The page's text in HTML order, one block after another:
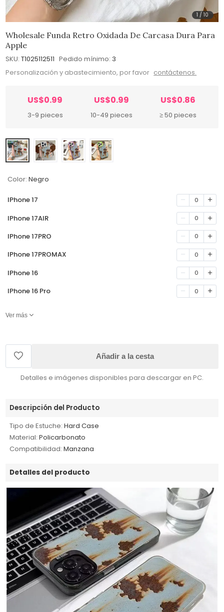
1 /10
Wholesale Funda Retro Oxidada De Carcasa Dura Para
Apple
SKU: T1025112511 Pedido mínimo: 3
Personalización y abastecimiento, por favor contáctenos.
US$0.99
3-9 pieces
US$0.99
10-49 pieces
US$0.86
≥ 50 pieces
Color: Negro
IPhone 17 0
IPhone 17AIR 0
IPhone 17PRO 0
IPhone 17PROMAX 0
IPhone 16 0
IPhone 16 Pro 0
Ver más
Añadir a la cesta
Detalles e imágenes disponibles para descargar en PC.
Descripción del Producto
Tipo de Estuche: Hard Case
Material: Policarbonato
Compatibilidad: Manzana
Detalles del producto